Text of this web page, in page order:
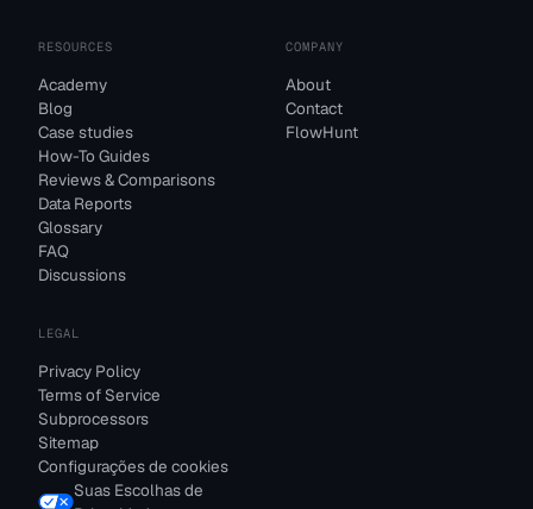
RESOURCES
Academy
Blog
Case studies
How-To Guides
Reviews & Comparisons
Data Reports
Glossary
FAQ
Discussions
COMPANY
About
Contact
FlowHunt
LEGAL
Privacy Policy
Terms of Service
Subprocessors
Sitemap
Configurações de cookies
Suas Escolhas de